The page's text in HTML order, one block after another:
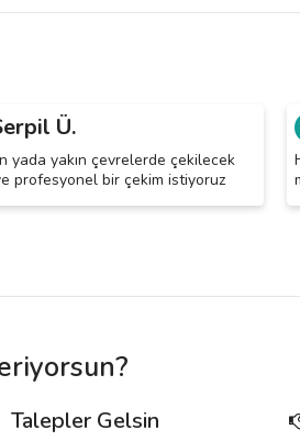
Ü.
yada yakın çevrelerde çekilecek
profesyonel bir çekim istiyoruz
Talepler Gelsin